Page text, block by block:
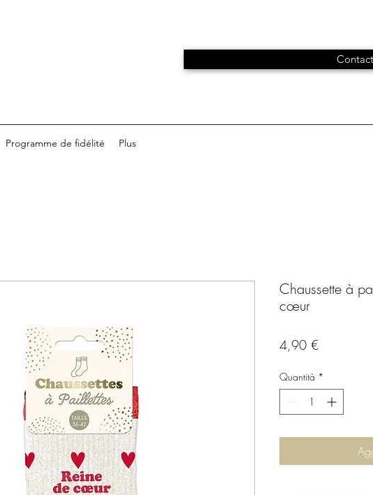
Programme de fidélité Plus
Chaussette à
cœur
4,90 €
Quantità *